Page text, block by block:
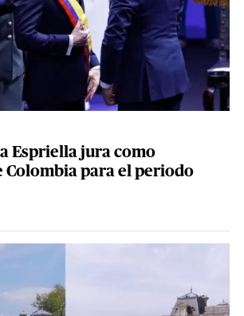
Espriella jura como
Colombia para el periodo